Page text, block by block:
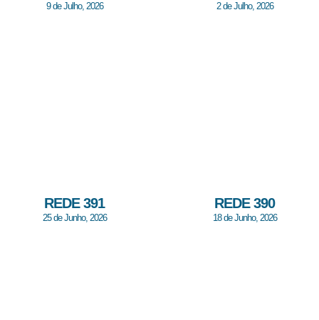
9 de Julho, 2026 2 de Julho, 2026
REDE 391
25 de Junho, 2026
REDE 390
18 de Junho, 2026